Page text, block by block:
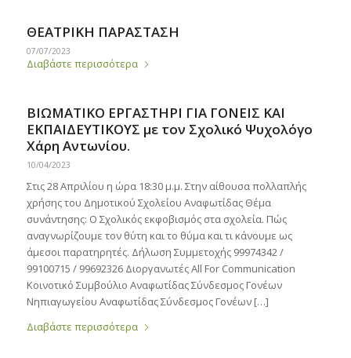
ΘΕΑΤΡΙΚΗ ΠΑΡΑΣΤΑΣΗ
07/07/2023
Διαβάστε περισσότερα
ΒΙΩΜΑΤΙΚΟ ΕΡΓΑΣΤΗΡΙ ΓΙΑ ΓΟΝΕΙΣ ΚΑΙ
ΕΚΠΑΙΔΕΥΤΙΚΟΥΣ με τoν Σχολικό Ψυχολόγο
Χάρη Αντωνίου.
10/04/2023
Στις 28 Απριλίου η ώρα 18:30 μ.μ. Στην αίθουσα πολλαπλής
χρήσης του Δημοτικού Σχολείου Αναφωτίδας Θέμα
συνάντησης: Ο Σχολικός εκφοβισμός στα σχολεία. Πώς
αναγνωρίζουμε τον θύτη και το θύμα και τι κάνουμε ως
άμεσοι παρατηρητές. Δήλωση Συμμετοχής 99974342 /
99100715 / 99692326 Διοργανωτές All For Communication
Κοινοτικό Συμβούλιο Αναφωτίδας Σύνδεσμος Γονέων
Νηπιαγωγείου Αναφωτίδας Σύνδεσμος Γονέων […]
Διαβάστε περισσότερα